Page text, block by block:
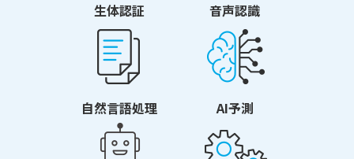
生体認証 音声認識
自然言語処理 AI予測